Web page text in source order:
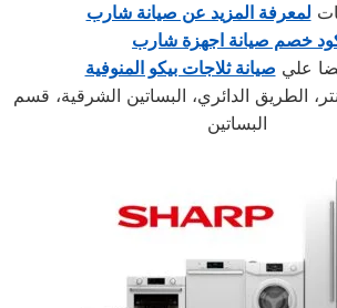
لمعرفة المزيد عن صيانة شارب
خصم صيانة اجهزة شارب
علي صيانة ثلاجات بيكو المنوفية
الطريق الدائري، البساتين الشرقية، قسم
البساتين